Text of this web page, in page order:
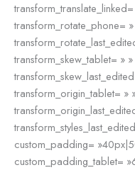
transform_rotate_phone=
transform_skew_tablet= »
transform_origin_tablet= »
custom_padding=
custom_padding_tablet=